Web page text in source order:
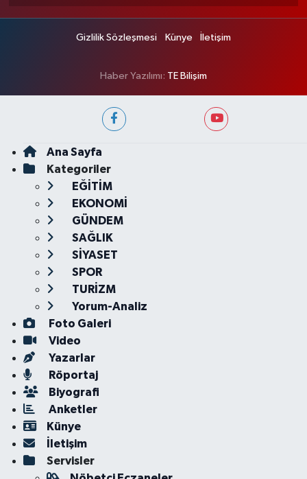
Gizlilik Sözleşmesi Künye İletişim
Haber Yazılımı: TE Bilişim
Ana Sayfa
Kategoriler
EĞİTİM
EKONOMİ
GÜNDEM
SAĞLIK
SİYASET
SPOR
TURİZM
Yorum-Analiz
Foto Galeri
Video
Yazarlar
Röportaj
Biyografi
Anketler
Künye
İletişim
Servisler